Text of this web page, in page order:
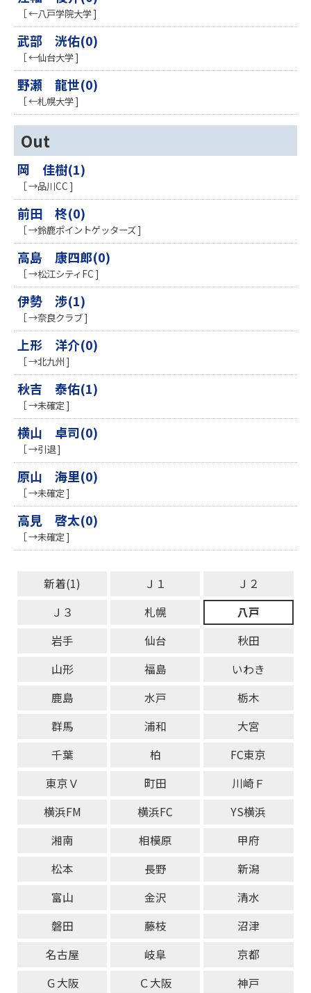
［ ←八戸学院大学 ]
武部 洸佑(0)
［ ←仙台大学 ]
野瀬 龍世(0)
［ ←札幌大学 ]
Out
岡 佳樹(1)
［ →品川CC ]
前田 柊(0)
［ →鈴鹿ポイントゲッターズ ]
高島 康四郎(0)
［ →松江シティFC ]
伊勢 渉(1)
［ →奈良クラブ ]
上形 洋介(0)
［ →北九州 ]
秋吉 泰佑(1)
［ →未確定 ]
横山 卓司(0)
［ →引退 ]
原山 海里(0)
［ →未確定 ]
高見 啓太(0)
［ →未確定 ]
新着(1) Ｊ１
Ｊ２
Ｊ３
札幌
八戸
岩手
仙台
秋田
山形
福島
いわき
鹿島
水戸
栃木
群馬
浦和
大宮
千葉
柏
FC東京
東京Ｖ
町田
川崎Ｆ
横浜FM
横浜FC
YS横浜
湘南
相模原
甲府
松本
長野
新潟
富山
金沢
清水
磐田
藤枝
沼津
名古屋
岐阜
京都
Ｇ大阪
Ｃ大阪
神戸